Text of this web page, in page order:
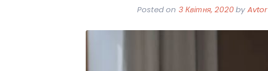
Posted on 3 Квітня, 2020byAvtor